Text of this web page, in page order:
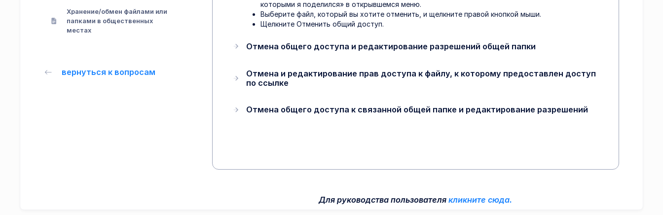
Хранение/обмен файлами или
папками в общественных
местах
вернуться к вопросам
которыми я поделился» в открывшемся меню.
Выберите файл, который вы хотите отменить, и щелкните правой кнопкой мыши.
Щелкните Отменить общий доступ.
Отмена общего доступа и редактирование разрешений общей папки
Отмена и редактирование прав доступа к файлу, к которому предоставлен доступ
по ссылке
Отмена общего доступа к связанной общей папке и редактирование разрешений
Для руководства пользователя кликните сюда.